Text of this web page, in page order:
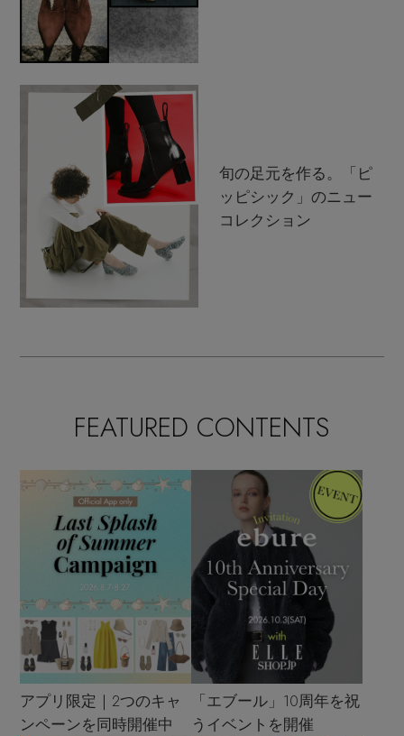
旬の足元を作る。「ピ
ッピシック」のニュー
コレクション
FEATURED CONTENTS
アプリ限定｜2つのキャ
ンペーンを同時開催中
「エブール」10周年を祝
うイベントを開催